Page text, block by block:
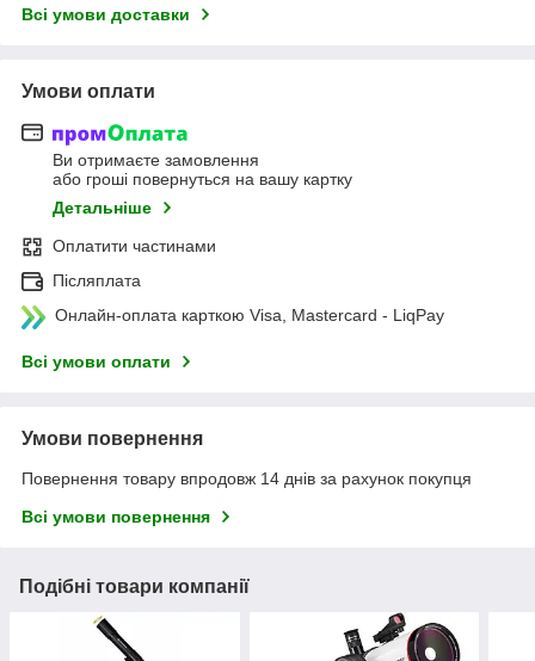
Всі умови доставки
Умови оплати
Ви отримаєте замовлення
або гроші повернуться на вашу картку
Детальніше
Оплатити частинами
Післяплата
Онлайн-оплата карткою Visa, Mastercard - LiqPay
Всі умови оплати
Умови повернення
Повернення товару впродовж 14 днів за рахунок покупця
Всі умови повернення
Подібні товари компанії